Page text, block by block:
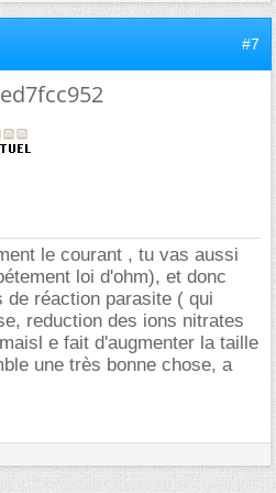
#7
le courant , tu vas aussi
loi d'ohm), et donc
de réaction parasite ( qui
reduction des ions nitrates
e fait d'augmenter la taille
une très bonne chose, a